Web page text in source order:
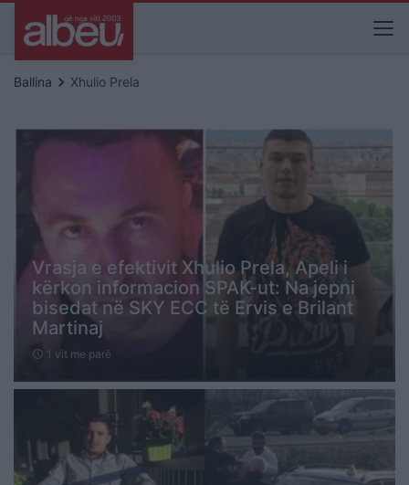
Ballina keyboard_arrow_right Xhulio Prela
Vrasja e efektivit Xhulio Prela, Apeli i
kërkon informacion SPAK-ut: Na jepni
bisedat në SKY ECC të Ervis e Brilant
Martinaj
schedule 1 vit me parë